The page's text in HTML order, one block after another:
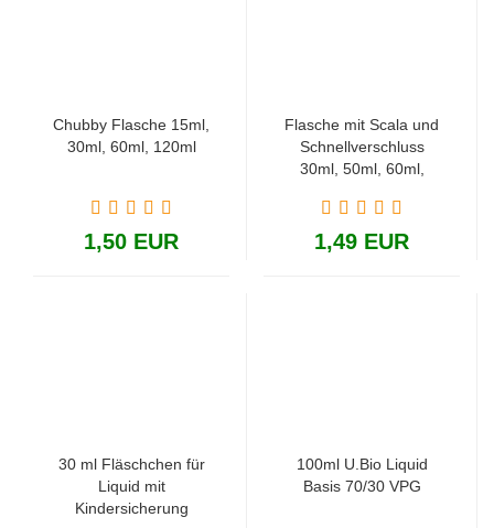
Chubby Flasche 15ml,
30ml, 60ml, 120ml
1,50 EUR
Flasche mit Scala und
Schnellverschluss
30ml, 50ml, 60ml,
1,49 EUR
30 ml Fläschchen für
Liquid mit
Kindersicherung
100ml U.Bio Liquid
Basis 70/30 VPG